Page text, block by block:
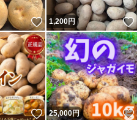
いいね！
1,200円
いいね！
25,000円